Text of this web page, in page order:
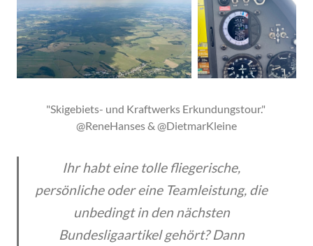
"Skigebiets- und Kraftwerks Erkundungstour."
@ReneHanses & @DietmarKleine
Ihr habt eine tolle fliegerische,
persönliche oder eine Teamleistung, die
unbedingt in den nächsten
Bundesligaartikel gehört? Dann